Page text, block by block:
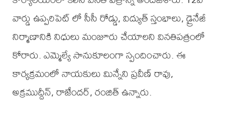
వార్డు ఉప్పరిపెట్ లో సీసీ రోడ్డు, విద్యుత్ స్తంభాలు, డ్రైనేజీ
నిర్మాణానికి నిధులు మంజూరు చేయాలని వినతిపత్రంలో
కోరారు. ఎమ్మెల్యే సానుకూలంగా స్పందించారు. ఈ
కార్యక్రమంలో నాయకులు మిన్నేని ప్రవీణ్ రావు,
అక్రముద్దీన్, రాజేందర్, రంజిత్ ఉన్నారు.